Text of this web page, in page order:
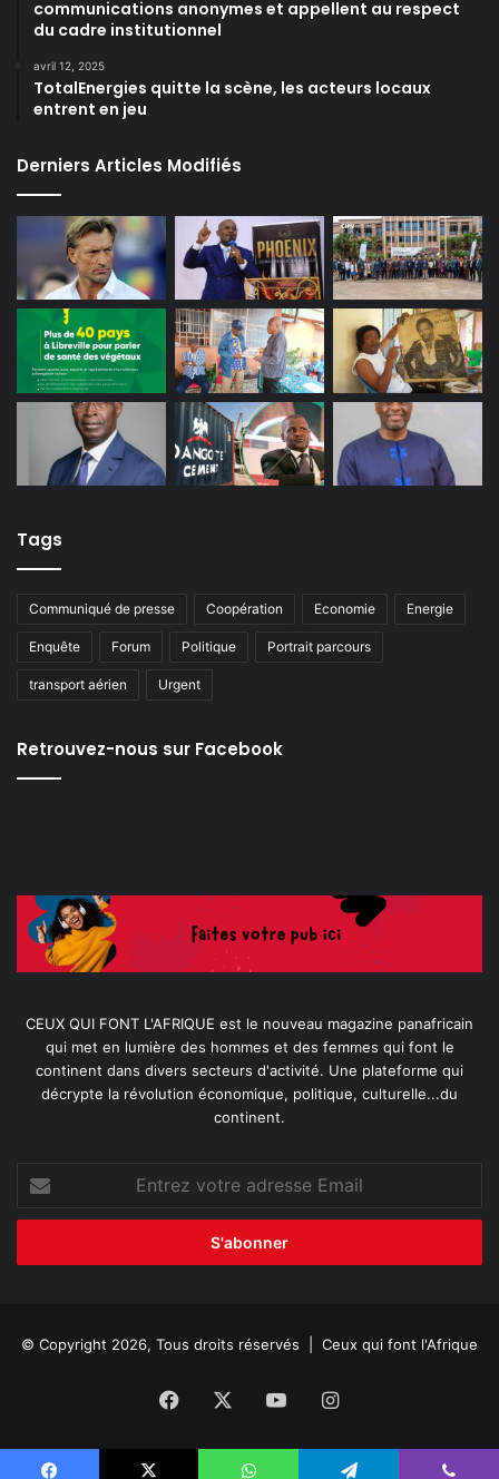
communications anonymes et appellent au respect
du cadre institutionnel
avril 12, 2025
TotalEnergies quitte la scène, les acteurs locaux
entrent en jeu
Derniers Articles Modifiés
Tags
Communiqué de presse Coopération Economie Energie
Enquête Forum Politique Portrait parcours
transport aérien Urgent
Retrouvez-nous sur Facebook
CEUX QUI FONT L'AFRIQUE est le nouveau magazine panafricain
qui met en lumière des hommes et des femmes qui font le
continent dans divers secteurs d'activité. Une plateforme qui
décrypte la révolution économique, politique, culturelle...du
continent.
votre
adresse
© Copyright 2026, Tous droits réservés | Ceux qui font l'Afrique
Facebook YouTubeInstagram